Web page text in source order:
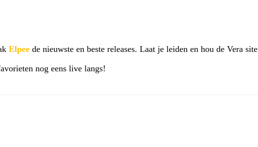
Elpee de nieuwste en beste releases. Laat je leiden en hou de Vera site
nog eens live langs!